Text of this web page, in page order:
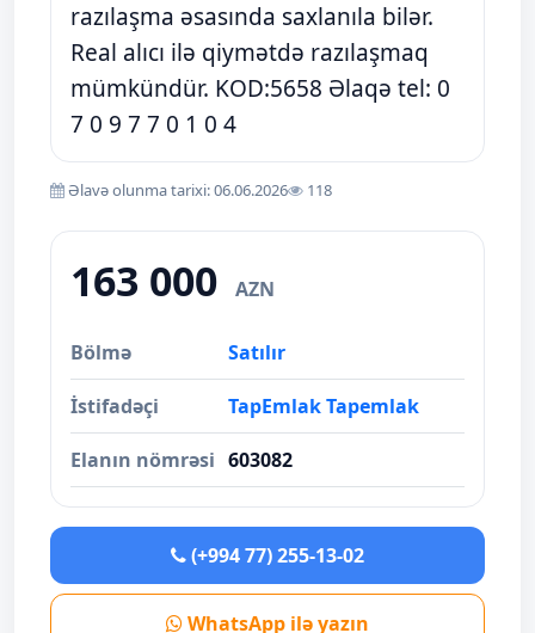
razılaşma əsasında saxlanıla bilər.
Real alıcı ilə qiymətdə razılaşmaq
mümkündür. KOD:5658 Əlaqə tel: 0
7 0 9 7 7 0 1 0 4
Əlavə olunma tarixi: 06.06.2026 118
163 000 AZN
Bölmə Satılır
İstifadəçi TapEmlak Tapemlak
Elanın nömrəsi 603082
(+994 77) 255-13-02
WhatsApp ilə yazın